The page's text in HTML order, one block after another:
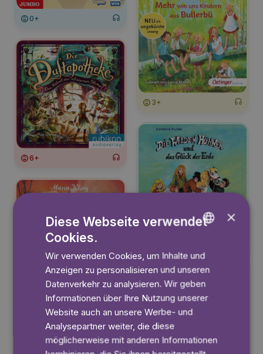
0+
3+
6+
GERMAN
×
Diese Webseite verwendet
Cookies.
Wir verwenden Cookies, um Inhalte und
Anzeigen zu personalisieren und unseren
Datenverkehr zu analysieren. Wir geben
Informationen über Ihre Nutzung unserer
Website auch an unsere Werbe- und
Analysepartner weiter, die diese
möglicherweise mit anderen Informationen